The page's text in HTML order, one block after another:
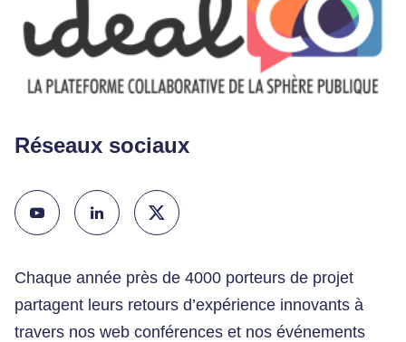
Réseaux sociaux
Chaque année près de 4000 porteurs de projet
partagent leurs retours d’expérience innovants à
travers nos web conférences et nos événements